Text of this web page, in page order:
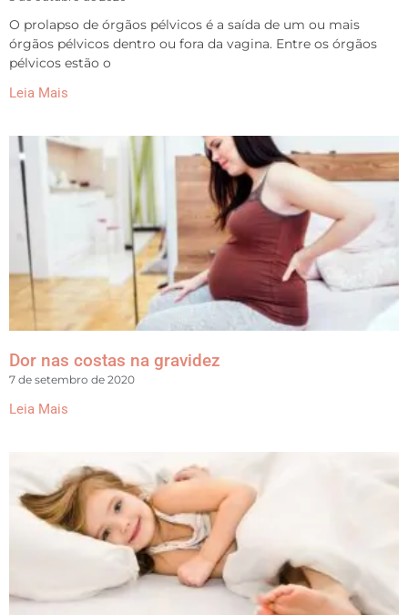
O prolapso de órgãos pélvicos é a saída de um ou mais
órgãos pélvicos dentro ou fora da vagina. Entre os órgãos
pélvicos estão o
Leia Mais
Dor nas costas na gravidez
7 de setembro de 2020
Leia Mais